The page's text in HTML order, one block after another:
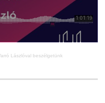
Lászlóval beszélgetünk